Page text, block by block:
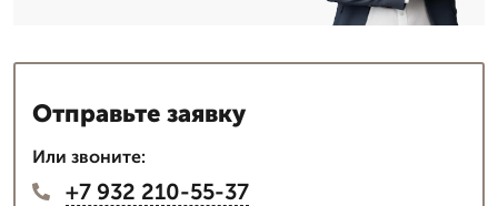
Отправьте заявку
Или звоните:
+7 932 210-55-37